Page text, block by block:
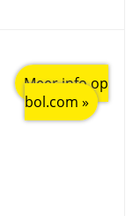
Meer info op
bol.com »